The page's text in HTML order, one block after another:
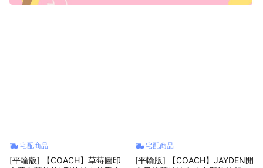
宅配商品
[平輸版] 【COACH】草莓圖印
宅配商品
[平輸版] 【COACH】JAYDEN開